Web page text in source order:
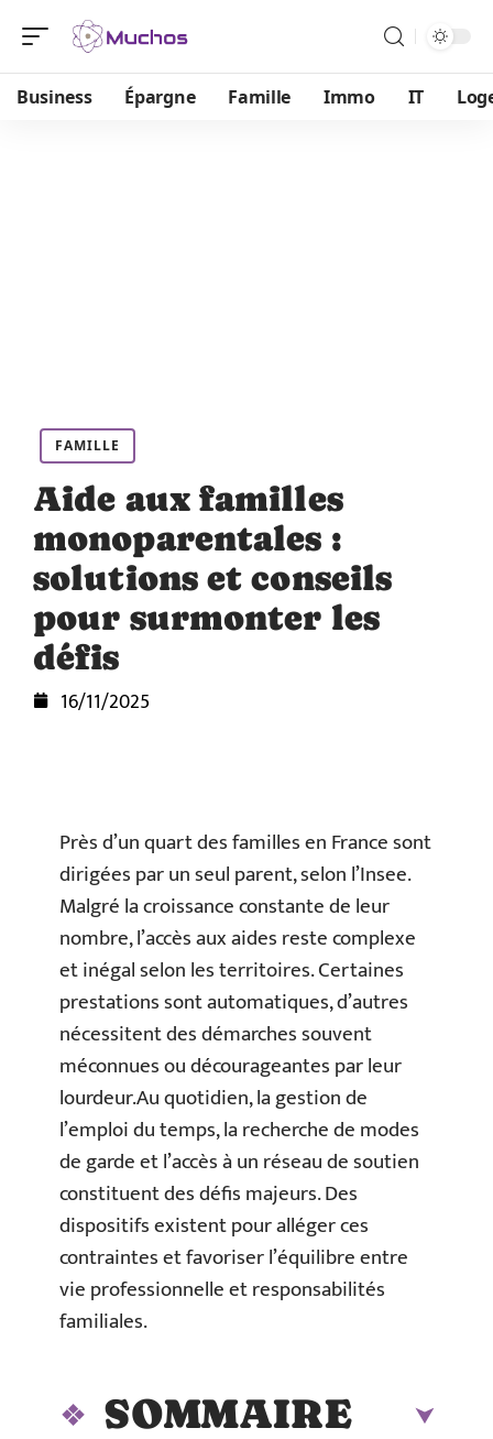
Business Épargne Famille Immo IT
FAMILLE
Aide aux familles
monoparentales :
solutions et conseils
pour surmonter les
défis
16/11/2025
Près d’un quart des familles en France sont
dirigées par un seul parent, selon l’Insee.
Malgré la croissance constante de leur
nombre, l’accès aux aides reste complexe
et inégal selon les territoires. Certaines
prestations sont automatiques, d’autres
nécessitent des démarches souvent
méconnues ou décourageantes par leur
lourdeur.Au quotidien, la gestion de
l’emploi du temps, la recherche de modes
de garde et l’accès à un réseau de soutien
constituent des défis majeurs. Des
dispositifs existent pour alléger ces
contraintes et favoriser l’équilibre entre
vie professionnelle et responsabilités
familiales.
SOMMAIRE